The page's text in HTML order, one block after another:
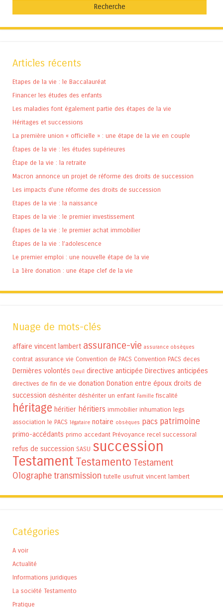
Articles récents
Etapes de la vie : le Baccalauréat
Financer les études des enfants
Les maladies font également partie des étapes de la vie
Héritages et successions
La première union « officielle » : une étape de la vie en couple
Étapes de la vie : les études supérieures
Étape de la vie : la retraite
Macron annonce un projet de réforme des droits de succession
Les impacts d’une réforme des droits de succession
Etapes de la vie : la naissance
Etapes de la vie : le premier investissement
Étapes de la vie : le premier achat immobilier
Étapes de la vie : l’adolescence
Le premier emploi : une nouvelle étape de la vie
La 1ère donation : une étape clef de la vie
Nuage de mots-clés
affaire vincent lambert assurance-vie assurance obsèques
contrat assurance vie Convention de PACS Convention PACS deces
Dernières volontés Deuil directive anticipée Directives anticipées
directives de fin de vie donation Donation entre époux droits de
succession déshériter déshériter un enfant Famille fiscalité
héritage héritier héritiers immobilier inhumation legs
association le PACS légataire notaire obsèques pacs patrimoine
primo-accédants primo accedant Prévoyance recel successoral
refus de succession SASU succession
Testament Testamento Testament
Olographetransmission tutelle usufruit vincent lambert
Catégories
A voir
Actualité
Informations juridiques
La société Testamento
Pratique